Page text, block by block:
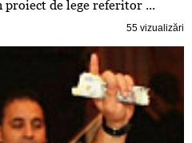
proiect de lege referitor ...
55 vizualizări